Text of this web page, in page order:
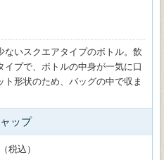
いスクエアタイプのボトル。飲
プで、ボトルの中身が一気に口
形状のため、バッグの中で収ま
ップ
税込）